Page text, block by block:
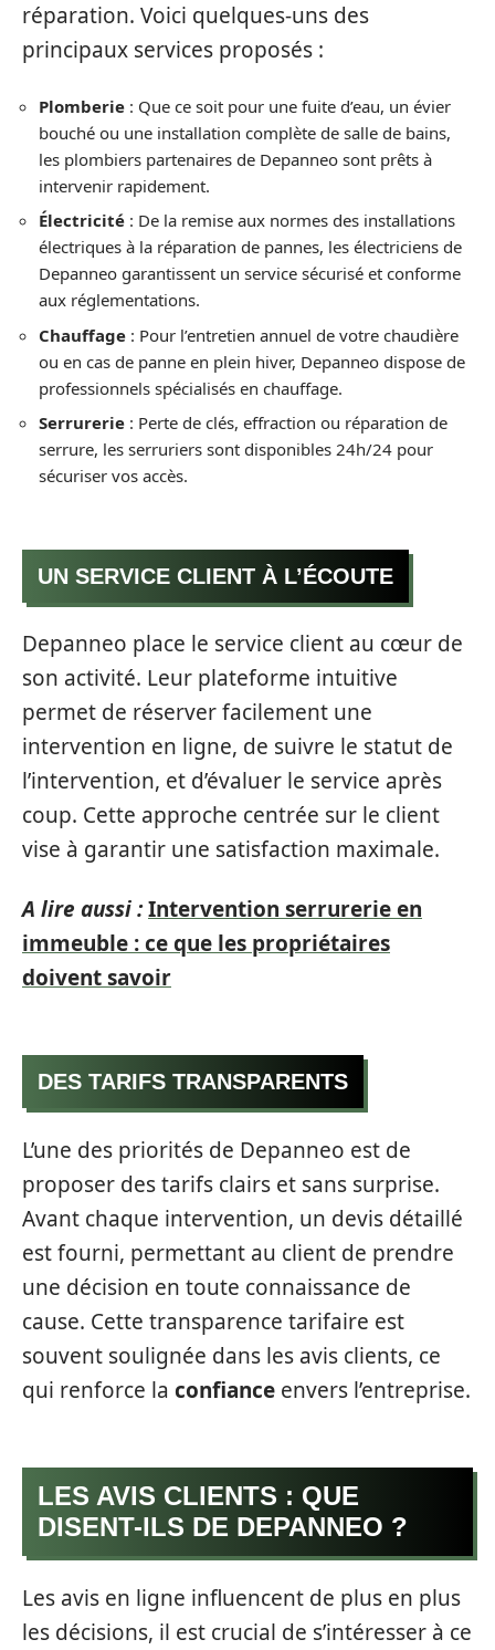
réparation. Voici quelques-uns des
principaux services proposés :
Plomberie : Que ce soit pour une fuite d’eau, un évier
bouché ou une installation complète de salle de bains,
les plombiers partenaires de Depanneo sont prêts à
intervenir rapidement.
Électricité : De la remise aux normes des installations
électriques à la réparation de pannes, les électriciens de
Depanneo garantissent un service sécurisé et conforme
aux réglementations.
Chauffage : Pour l’entretien annuel de votre chaudière
ou en cas de panne en plein hiver, Depanneo dispose de
professionnels spécialisés en chauffage.
Serrurerie : Perte de clés, effraction ou réparation de
serrure, les serruriers sont disponibles 24h/24 pour
sécuriser vos accès.
UN SERVICE CLIENT À L’ÉCOUTE
Depanneo place le service client au cœur de
son activité. Leur plateforme intuitive
permet de réserver facilement une
intervention en ligne, de suivre le statut de
l’intervention, et d’évaluer le service après
coup. Cette approche centrée sur le client
vise à garantir une satisfaction maximale.
A lire aussi :Intervention serrurerie en
immeuble : ce que les propriétaires
doivent savoir
DES TARIFS TRANSPARENTS
L’une des priorités de Depanneo est de
proposer des tarifs clairs et sans surprise.
Avant chaque intervention, un devis détaillé
est fourni, permettant au client de prendre
une décision en toute connaissance de
cause. Cette transparence tarifaire est
souvent soulignée dans les avis clients, ce
qui renforce la confiance envers l’entreprise.
LES AVIS CLIENTS : QUE
DISENT-ILS DE DEPANNEO ?
Les avis en ligne influencent de plus en plus
les décisions, il est crucial de s’intéresser à ce